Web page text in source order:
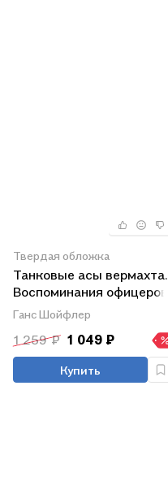
Твердая обложка
Танковые асы вермахта.
Воспоминания офицеров
35-го танкового полка.
1939—1945
Ганс Шойфлер
1 259 ₽ 1 049 ₽
Купить